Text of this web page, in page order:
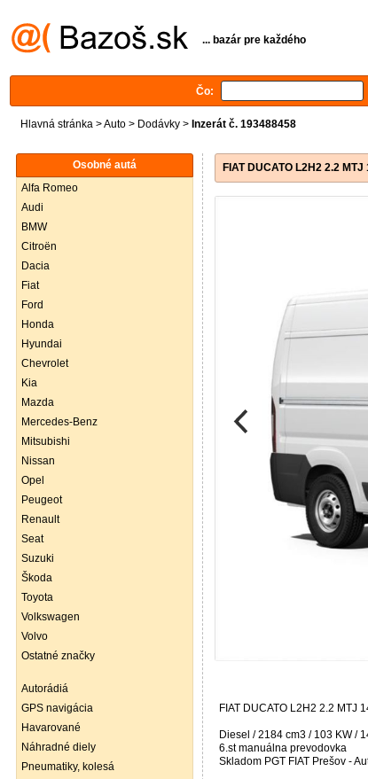
... bazár pre každého
Čo:
Hlavná stránka >Auto > Dodávky > Inzerát č. 193488458
Osobné autá
Alfa Romeo
Audi
BMW
Citroën
Dacia
Fiat
Ford
Honda
Hyundai
Chevrolet
Kia
Mazda
Mercedes-Benz
Mitsubishi
Nissan
Opel
Peugeot
Renault
Seat
Suzuki
Škoda
Toyota
Volkswagen
Volvo
Ostatné značky
Autorádiá
GPS navigácia
Havarované
Náhradné diely
Pneumatiky, kolesá
FIAT DUCATO L2H2 2.2 MTJ
FIAT DUCATO L2H2 2.2 MTJ
Diesel / 2184 cm3 / 103 KW /
6.st manuálna prevodovka
Skladom PGT FIAT Prešov -